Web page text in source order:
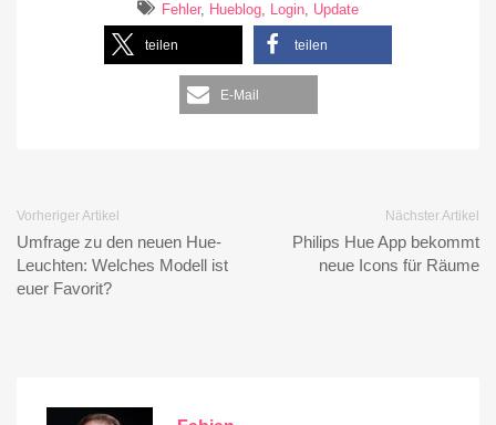
Fehler, Hueblog, Login, Update
teilen teilen
E-Mail
Vorheriger Artikel
Umfrage zu den neuen Hue-
Leuchten: Welches Modell ist
euer Favorit?
Nächster Artikel
Philips Hue App bekommt
neue Icons für Räume